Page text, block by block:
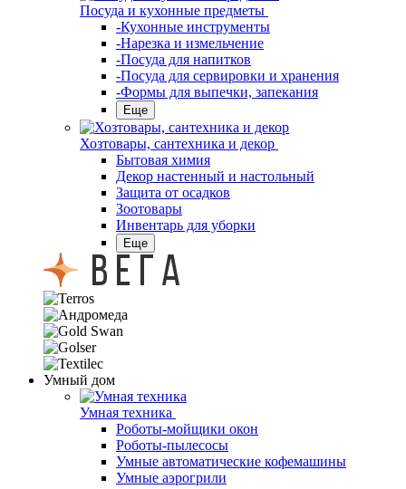
Посуда и кухонные предметы
-Кухонные инструменты
-Нарезка и измельчение
-Посуда для напитков
-Посуда для сервировки и хранения
-Формы для выпечки, запекания
Еще
Хозтовары, сантехника и декор
Бытовая химия
Декор настенный и настольный
Защита от осадков
Зоотовары
Инвентарь для уборки
Еще
Умный дом
Умная техника
Роботы-мойщики окон
Роботы-пылесосы
Умные автоматические кофемашины
Умные аэрогрили